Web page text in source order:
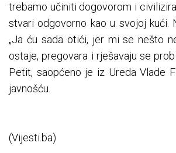
trebamo učiniti dogovorom i
stvari odgovorno kao u svojoj kući.
„Ja ću sada otići, jer mi se nešto
ostaje, pregovara i rješavaju se
Petit, saopćeno je iz Ureda Vlade
javnošću.
(Vijesti.ba)